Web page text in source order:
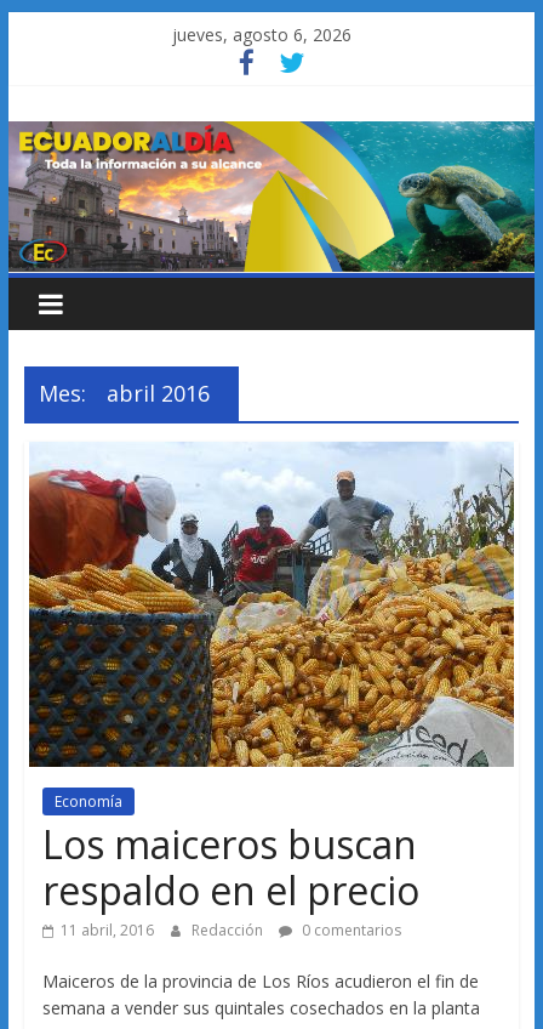
jueves, agosto 6, 2026
Mes: abril 2016
Economía
Los maiceros buscan
respaldo en el precio
11 abril, 2016 Redacción 0 comentarios
Maiceros de la provincia de Los Ríos acudieron el fin de
semana a vender sus quintales cosechados en la planta